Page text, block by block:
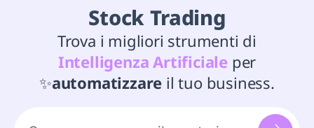
Stock Trading
Trova i migliori strumenti di
Intelligenza Artificiale per
✨automatizzare il tuo business.